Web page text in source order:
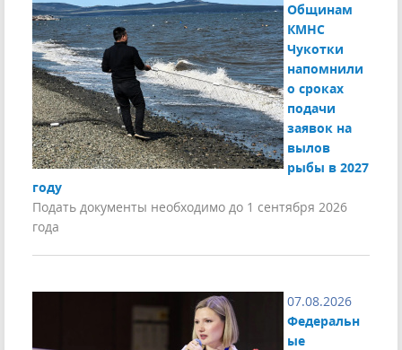
Общинам
КМНС
Чукотки
напомнили
о сроках
подачи
заявок на
вылов
рыбы в 2027
году
Подать документы необходимо до 1 сентября 2026
года
07.08.2026
Федеральн
ые